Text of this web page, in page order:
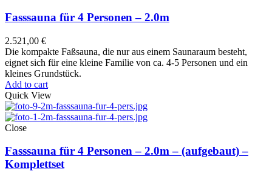
Fasssauna für 4 Personen – 2.0m
2.521,00 €
Die kompakte Faßsauna, die nur aus einem Saunaraum besteht,
eignet sich für eine kleine Familie von ca. 4-5 Personen und ein
kleines Grundstück.
Add to cart
Quick View
Close
Fasssauna für 4 Personen – 2.0m – (aufgebaut) –
Komplettset